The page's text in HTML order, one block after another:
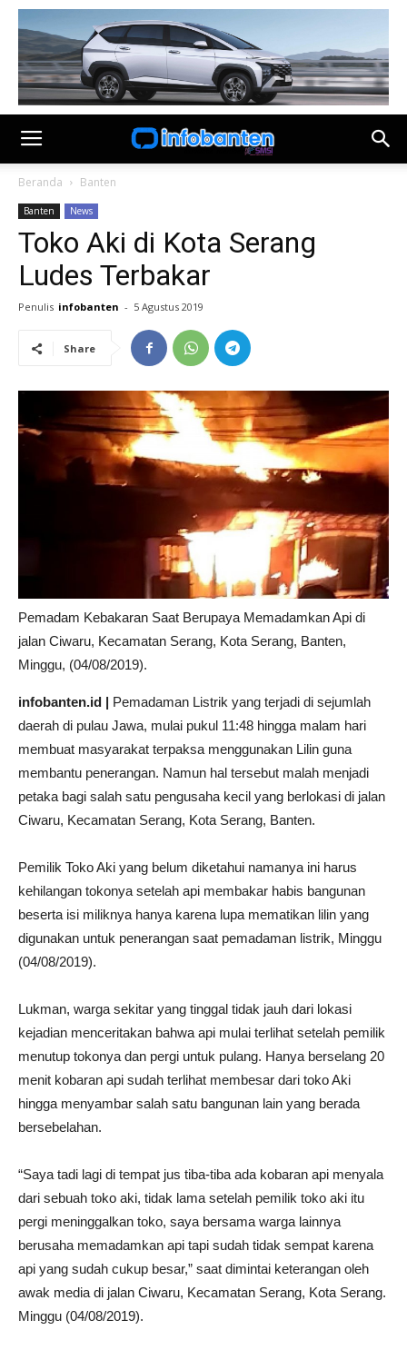
Beranda Banten
Banten News
Toko Aki di Kota Serang
Ludes Terbakar
Penulis infobanten - 5 Agustus 2019
Share
Pemadam Kebakaran Saat Berupaya Memadamkan Api di
jalan Ciwaru, Kecamatan Serang, Kota Serang, Banten,
Minggu, (04/08/2019).
infobanten.id | Pemadaman Listrik yang terjadi di sejumlah
daerah di pulau Jawa, mulai pukul 11:48 hingga malam hari
membuat masyarakat terpaksa menggunakan Lilin guna
membantu penerangan. Namun hal tersebut malah menjadi
petaka bagi salah satu pengusaha kecil yang berlokasi di jalan
Ciwaru, Kecamatan Serang, Kota Serang, Banten.
Pemilik Toko Aki yang belum diketahui namanya ini harus
kehilangan tokonya setelah api membakar habis bangunan
beserta isi miliknya hanya karena lupa mematikan lilin yang
digunakan untuk penerangan saat pemadaman listrik, Minggu
(04/08/2019).
Lukman, warga sekitar yang tinggal tidak jauh dari lokasi
kejadian menceritakan bahwa api mulai terlihat setelah pemilik
menutup tokonya dan pergi untuk pulang. Hanya berselang 20
menit kobaran api sudah terlihat membesar dari toko Aki
hingga menyambar salah satu bangunan lain yang berada
bersebelahan.
“Saya tadi lagi di tempat jus tiba-tiba ada kobaran api menyala
dari sebuah toko aki, tidak lama setelah pemilik toko aki itu
pergi meninggalkan toko, saya bersama warga lainnya
berusaha memadamkan api tapi sudah tidak sempat karena
api yang sudah cukup besar,” saat dimintai keterangan oleh
awak media di jalan Ciwaru, Kecamatan Serang, Kota Serang.
Minggu (04/08/2019).